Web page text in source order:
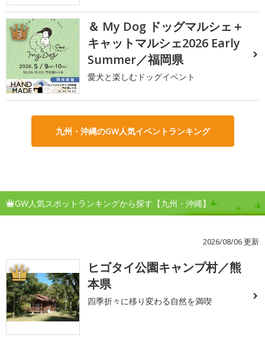
3
＆ My Dog ドッグマルシェ＋
キャットマルシェ2026 Early
Summer／福岡県
愛犬と楽しむドッグイベント
九州・沖縄のGW人気イベントランキング
GW人気スポットランキングから探す【九州・沖縄】
2026/08/06 更新
1
ヒゴタイ公園キャンプ村／熊
本県
四季折々に移り変わる自然を満喫